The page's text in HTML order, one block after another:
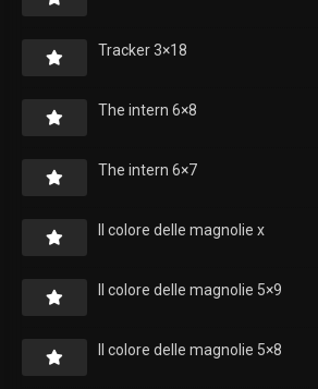
Tracker 3×18
The intern 6×8
The intern 6×7
Il colore delle magnolie x
Il colore delle magnolie 5×9
Il colore delle magnolie 5×8